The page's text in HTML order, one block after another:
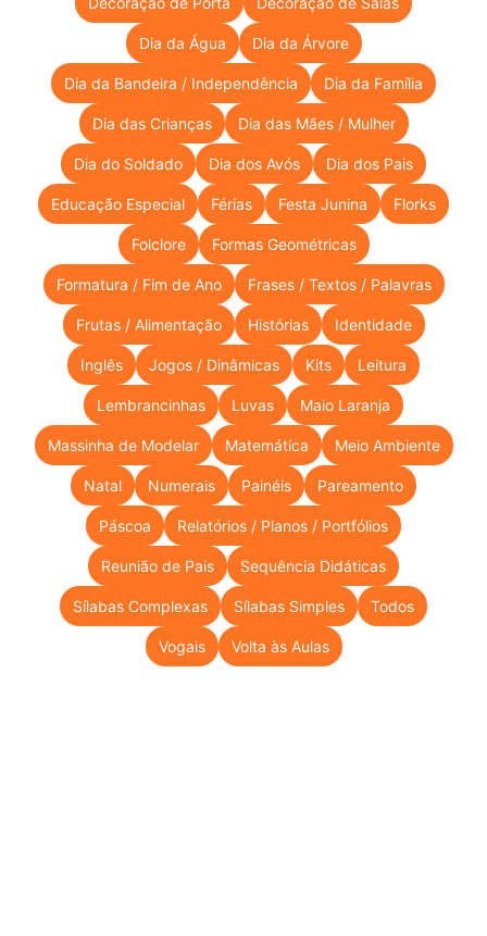
Dia da Água Dia da Árvore
Dia da Bandeira / Independência Dia da Família
Dia das Crianças Dia das Mães / Mulher
Dia do Soldado Dia dos Avós Dia dos Pais
Educação Especial Férias Festa Junina Florks
Folclore Formas Geométricas
Formatura / Fim de Ano Frases / Textos / Palavras
Frutas / Alimentação Histórias Identidade
Inglês Jogos / Dinâmicas Kits Leitura
Lembrancinhas Luvas Maio Laranja
Massinha de Modelar Matemática Meio Ambiente
Natal Numerais Painéis Pareamento
Páscoa Relatórios / Planos / Portfólios
Reunião de Pais Sequência Didáticas
Sílabas Complexas Sílabas Simples Todos
Vogais Volta às Aulas